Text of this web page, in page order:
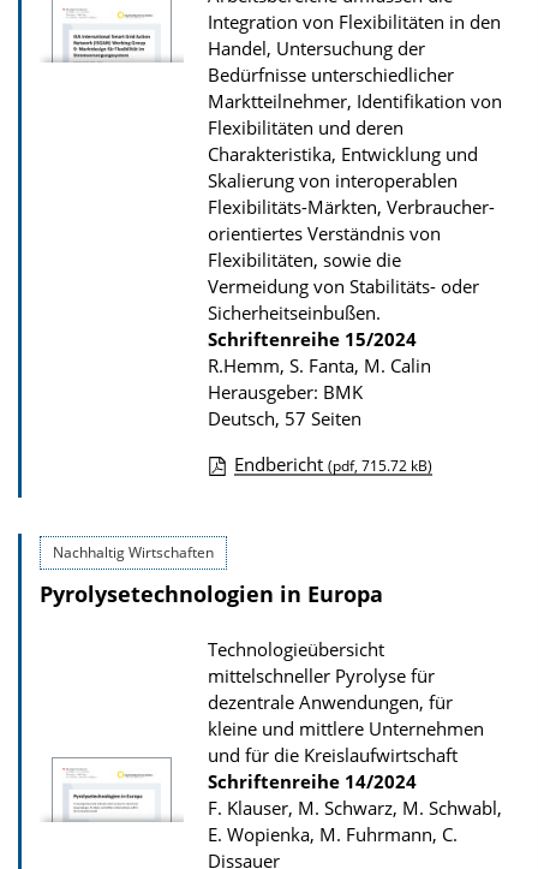
P
u
b
l
i
k
a
t
i
o
n
Integration von Flexibilitäten in den
Handel, Untersuchung der
Bedürfnisse unterschiedlicher
Marktteilnehmer, Identifikation von
Flexibilitäten und deren
Charakteristika, Entwicklung und
Skalierung von interoperablen
Flexibilitäts-Märkten, Verbraucher-
orientiertes Verständnis von
Flexibilitäten, sowie die
Vermeidung von Stabilitäts- oder
Sicherheitseinbußen.
Schriftenreihe 15/2024
R.Hemm, S. Fanta, M. Calin
Herausgeber: BMK
Deutsch, 57 Seiten
w
n
o
a
d
s
z
u
r
Endbericht (pdf, 715.72 kB)
Nachhaltig Wirtschaften
Pyrolysetechnologien in Europa
Technologieübersicht
mittelschneller Pyrolyse für
dezentrale Anwendungen, für
kleine und mittlere Unternehmen
und für die Kreislaufwirtschaft
Schriftenreihe 14/2024
F. Klauser, M. Schwarz, M. Schwabl,
E. Wopienka, M. Fuhrmann, C.
Dissauer